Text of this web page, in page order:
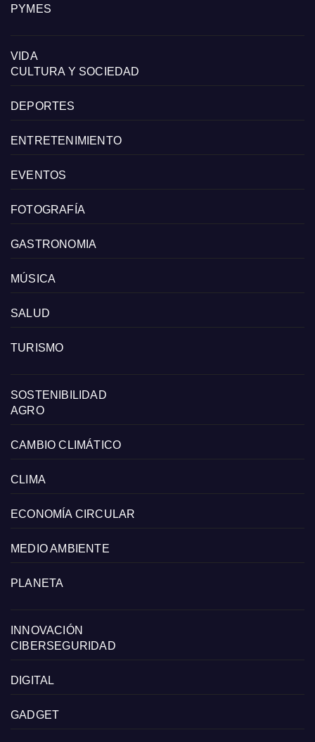
PYMES
VIDA
CULTURA Y SOCIEDAD
DEPORTES
ENTRETENIMIENTO
EVENTOS
FOTOGRAFÍA
GASTRONOMIA
MÚSICA
SALUD
TURISMO
SOSTENIBILIDAD
AGRO
CAMBIO CLIMÁTICO
CLIMA
ECONOMÍA CIRCULAR
MEDIO AMBIENTE
PLANETA
INNOVACIÓN
CIBERSEGURIDAD
DIGITAL
GADGET